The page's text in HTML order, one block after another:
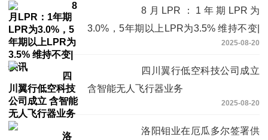
8月LPR：1年期LPR为
3.0%，5年期以上LPR为3.5% 维持不变|
2025-08-20
四川翼行低空科技公司成立
含智能无人飞行器业务
2025-08-20
洛阳钼业在厄瓜多尔签署供